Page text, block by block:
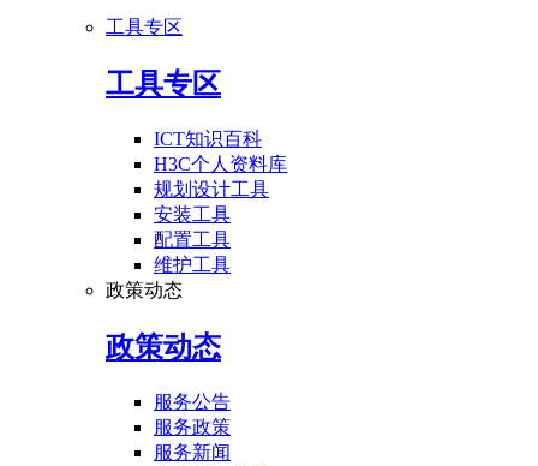
工具专区
工具专区
ICT知识百科
H3C个人资料库
规划设计工具
安装工具
配置工具
维护工具
政策动态
政策动态
服务公告
服务政策
服务新闻